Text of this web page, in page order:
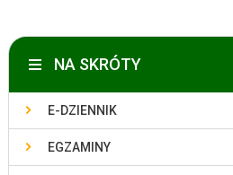
NA SKRÓTY
E-DZIENNIK
EGZAMINY